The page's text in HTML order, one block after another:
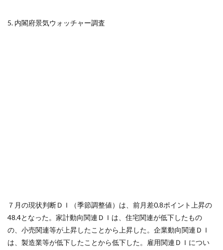
5. 内閣府景気ウォッチャー調査
７月の現状判断ＤＩ（季節調整値）は、前月差0.8ポイント上昇の
48.4となった。家計動向関連ＤＩは、住宅関連が低下したもの
の、小売関連等が上昇したことから上昇した。企業動向関連ＤＩ
は、製造業等が低下したことから低下した。雇用関連ＤＩについ